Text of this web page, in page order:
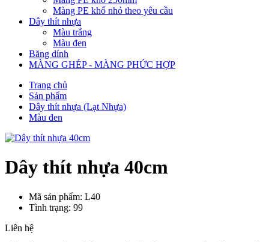
Màng PE khổ nhỏ theo yêu cầu
Dây thít nhựa
Màu trắng
Màu đen
Băng dính
MÀNG GHÉP - MÀNG PHỨC HỢP
Trang chủ
Sản phẩm
Dây thít nhựa (Lạt Nhựa)
Màu đen
Dây thít nhựa 40cm
Mã sản phẩm: L40
Tình trạng: 99
Liên hệ